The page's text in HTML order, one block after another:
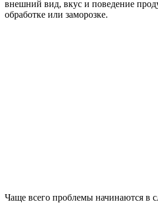
внешний вид, вкус и поведение
обработке или заморозке.
Чаще всего проблемы начинаются в